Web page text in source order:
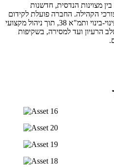
מצוינות הנדסית, חדשנות
הקהילה. החברה פועלת לקידום
פרויקטים של התחדשות עירונית, פינוי-בינוי ותמ"א 38, תוך ניהול מקצועי
הרעיון ועד למסירה, בשקיפות